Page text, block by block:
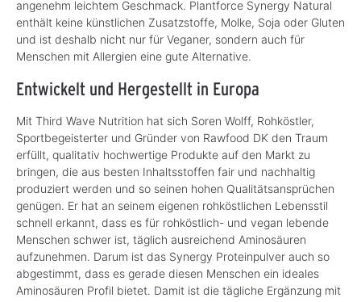
angenehm leichtem Geschmack. Plantforce Synergy Natural
enthält keine künstlichen Zusatzstoffe, Molke, Soja oder Gluten
und ist deshalb nicht nur für Veganer, sondern auch für
Menschen mit Allergien eine gute Alternative.
Entwickelt und Hergestellt in Europa
Mit Third Wave Nutrition hat sich Soren Wolff, Rohköstler,
Sportbegeisterter und Gründer von Rawfood DK den Traum
erfüllt, qualitativ hochwertige Produkte auf den Markt zu
bringen, die aus besten Inhaltsstoffen fair und nachhaltig
produziert werden und so seinen hohen Qualitätsansprüchen
genügen. Er hat an seinem eigenen rohköstlichen Lebensstil
schnell erkannt, dass es für rohköstlich- und vegan lebende
Menschen schwer ist, täglich ausreichend Aminosäuren
aufzunehmen. Darum ist das Synergy Proteinpulver auch so
abgestimmt, dass es gerade diesen Menschen ein ideales
Aminosäuren Profil bietet. Damit ist die tägliche Ergänzung mit